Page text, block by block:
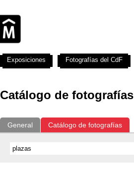
Catálogo de fotografías
General Catálogo de fotografías
Exposiciones Fotografías del CdF